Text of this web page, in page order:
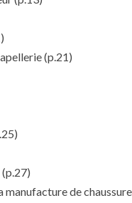
(p.21)
(p.27)
manufacture de